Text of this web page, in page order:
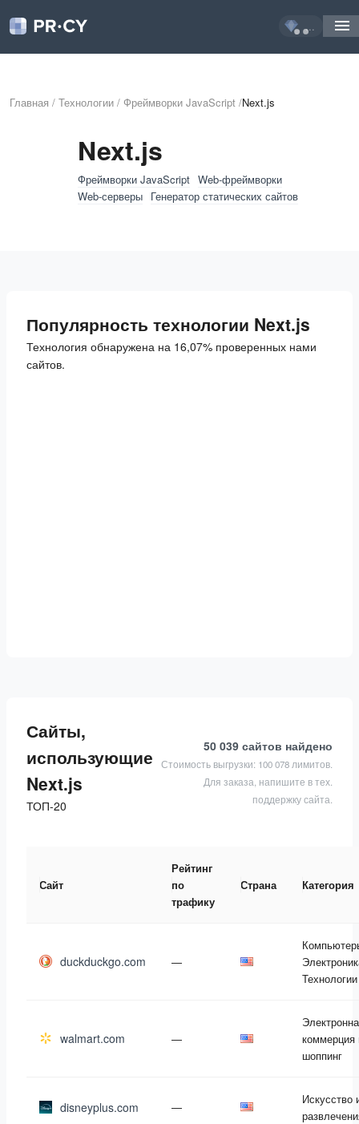
...
Главная / Технологии / Фреймворки JavaScript /Next.js
Next.js
Фреймворки JavaScript Web-фреймворки
Web-серверы
Генератор статических сайтов
Популярность технологии Next.js
Технология обнаружена на 16,07% проверенных нами
сайтов.
Сайты,
использующие
Next.js
ТОП-20
50 039 сайтов найдено
Стоимость выгрузки: 100 078 лимитов.
Для заказа, напишите в тех.
поддержку сайта.
Сайт
Рейтинг
по
трафику
Страна Категория
duckduckgo.com —
Технологии
walmart.com —
коммерция
шоппинг
disneyplus.com —
Искусство